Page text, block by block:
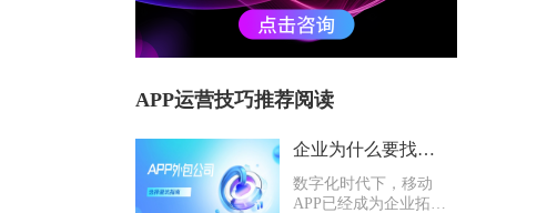
APP运营技巧推荐阅读
企业为什么要找专业APP外包公司？选择避坑指南
数字化时代下，移动
APP已经成为企业拓客